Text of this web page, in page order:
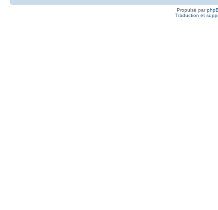
Propulsé par
Traduction et